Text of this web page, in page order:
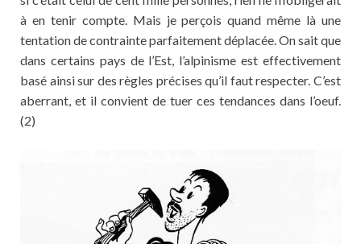
à en tenir compte. Mais je perçois quand même là une
tentation de contrainte parfaitement déplacée. On sait que
dans certains pays de l’Est, l’alpinisme est effectivement
basé ainsi sur des règles précises qu’il faut respecter. C’est
aberrant, et il convient de tuer ces tendances dans l’oeuf.
(2)